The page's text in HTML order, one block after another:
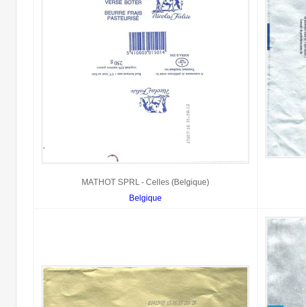
MATHOT SPRL - Celles (Belgique)
Belgique